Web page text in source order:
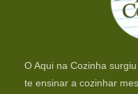
O Aqui na Cozinha
te ensinar a cozinhar